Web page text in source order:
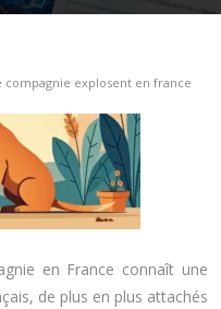
compagnie explosent en france
en France connaît une
de plus en plus attachés